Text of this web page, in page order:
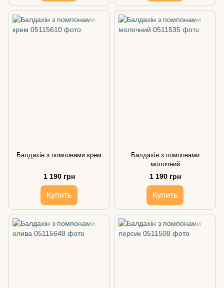
Балдахін з помпонами крем
1 190 грн
Купить
Балдахін з помпонами
молочний
1 190 грн
Купить